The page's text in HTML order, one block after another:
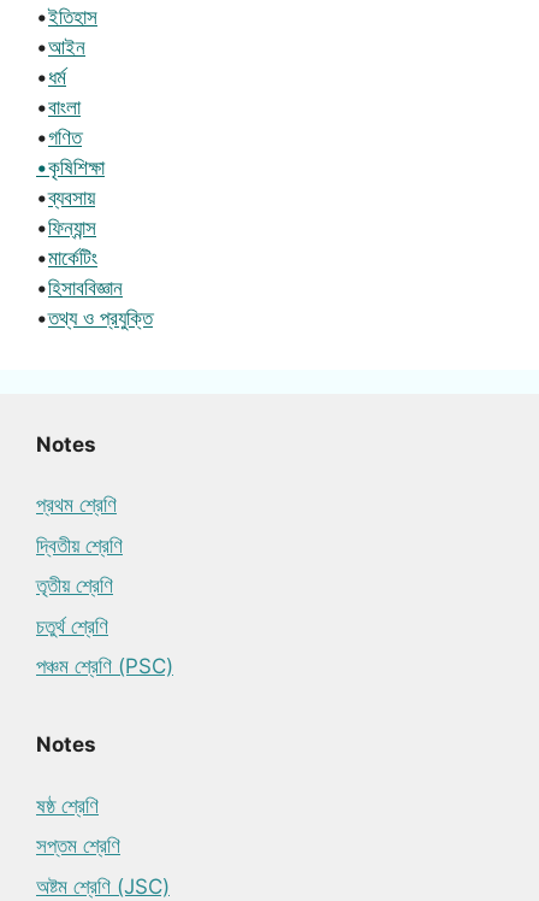
•ইতিহাস
•আইন
•ধর্ম
•বাংলা
•গণিত
•কৃষিশিক্ষা
•ব্যবসায়
•ফিন্যান্স
•মার্কেটিং
•হিসাববিজ্ঞান
•তথ্য ও প্রযুক্তি
Notes
প্রথম শ্রেণি
দ্বিতীয় শ্রেণি
তৃতীয় শ্রেণি
চতুর্থ শ্রেণি
পঞ্চম শ্রেণি (PSC)
Notes
ষষ্ঠ শ্রেণি
সপ্তম শ্রেণি
অষ্টম শ্রেণি (JSC)